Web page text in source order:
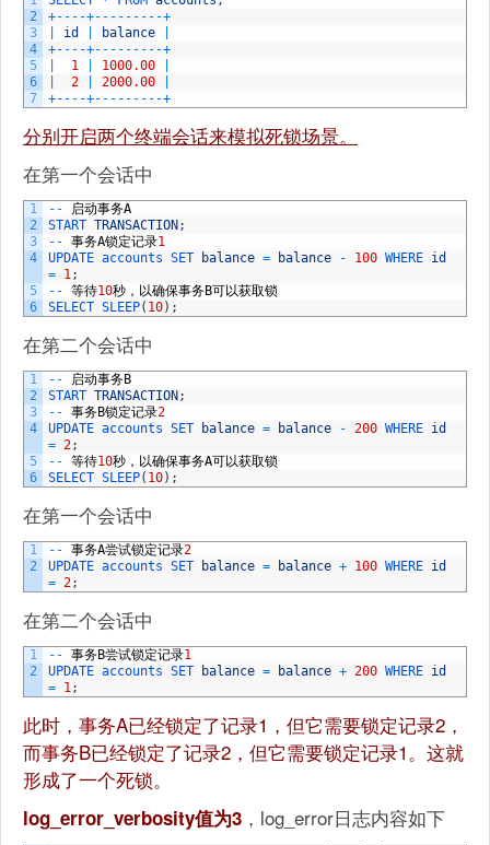
2
3
4
5
6
7
+-- --+-- -- -- -- -+
id balance
+-- --+-- -- -- -- -+
1 1000.00
2 2000.00
+-- --+-- -- -- -- -+
分别开启两个终端会话来模拟死锁场景。
在第一个会话中
1
2
3
4
5
6
-- 启动事务A
START TRANSACTION ;
-- 事务A锁定记录1
UPDATE accounts SET balance = balance - 100 WHERE id
= 1;
-- 等待10秒，以确保事务B可以获取锁
SELECT SLEEP( 10) ;
在第二个会话中
1
2
3
4
5
6
-- 启动事务B
START TRANSACTION ;
-- 事务B锁定记录2
UPDATE accounts SET balance = balance - 200 WHERE id
= 2;
-- 等待10秒，以确保事务A可以获取锁
SELECT SLEEP( 10) ;
在第一个会话中
1
2
-- 事务A尝试锁定记录2
UPDATE accounts SET balance = balance + 100 WHERE id
= 2;
在第二个会话中
1
2
-- 事务B尝试锁定记录1
UPDATE accounts SET balance = balance + 200 WHERE id
= 1;
此时，事务A已经锁定了记录1，但它需要锁定记录2，
而事务B已经锁定了记录2，但它需要锁定记录1。这就
形成了一个死锁。
log_error_verbosity值为3 ，log_error日志内容如下